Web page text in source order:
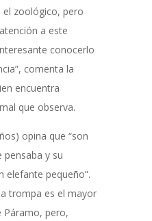
el zoológico, pero
a este
conocerlo
comenta la
encuentra
que observa.
opina que “son
pensaba y su
elefante pequeño”.
trompa es el mayor
Páramo, pero,